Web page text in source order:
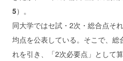
5）。
同大学ではセ試・2次・総合点そ
均点を公表している。そこで、
れを引き、「2次必要点」として